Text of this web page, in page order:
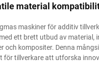
material
maskiner för additiv
ett brett utbud av material,
och kompositer. Denna
för tillverkare att utforska